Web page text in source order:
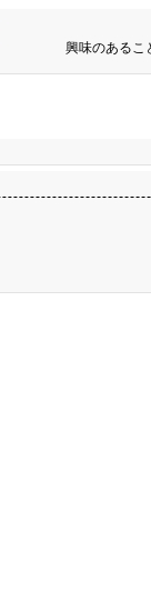
興味のあるこ